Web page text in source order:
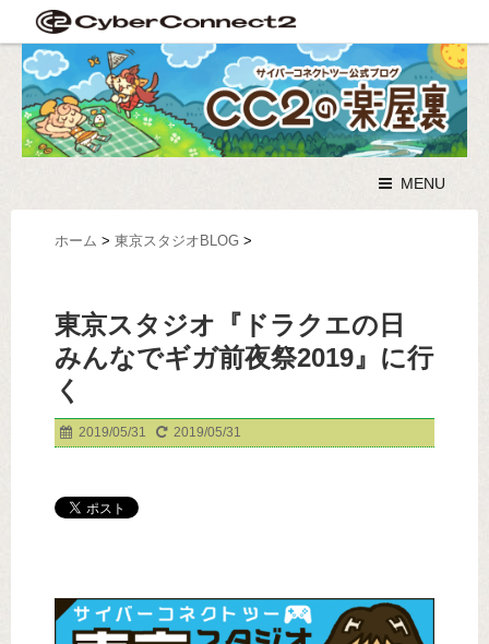
MENU
ホーム > 東京スタジオBLOG >
東京スタジオ『ドラクエの日
みんなでギガ前夜祭2019』に行
く
2019/05/31 2019/05/31